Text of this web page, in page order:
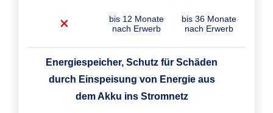
bis 12 Monate
nach Erwerb
bis 36 Monate
nach Erwerb
Energiespeicher, Schutz für Schäden
durch Einspeisung von Energie aus
dem Akku ins Stromnetz